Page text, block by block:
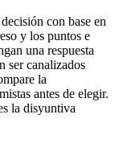
con base en
y los puntos e
una respuesta
ser canalizados
la
antes de elegir.
la disyuntiva